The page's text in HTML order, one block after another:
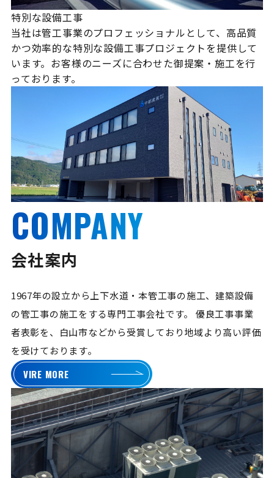
特別な設備工事
当社は管工事業のプロフェッショナルとして、高品質
かつ効率的な特別な設備工事プロジェクトを提供して
います。お客様のニーズに合わせた御提案・施工を行
っております。
COMPANY
会社案内
1967年の設立から上下水道・本管工事の施工、建築設備
の管工事の施工をする専門工事会社です。
優良工事事業
者表彰を、白山市などから受賞しており地域より高い評価
を受けております。
VIRE MORE